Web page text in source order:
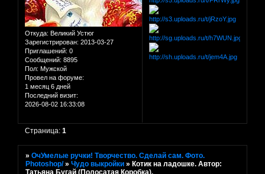
Откуда: Великий Устюг
Зарегистрирован: 2013-03-27
Приглашений: 0
Сообщений: 8895
Пол: Мужской
Провел на форуме:
1 месяц 6 дней
Последний визит:
2026-08-02 16:33:08
Страница:1
»ОчУмелые ручки! Творчество. Сделай сам. Фото.
Photoshop/ »Чудо выкройки »Котик на ладошке. Автор:
Татьяна Бугай (Полосатая Коробка).